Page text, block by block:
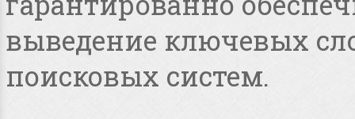
выведение ключевых
поисковых систем.